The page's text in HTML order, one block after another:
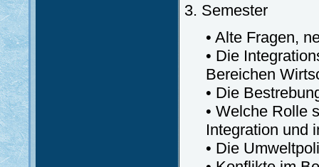
3. Semester
• Alte Fragen,
• Die
Bereichen
• Die
• Welche Rolle
Integration und
• Die